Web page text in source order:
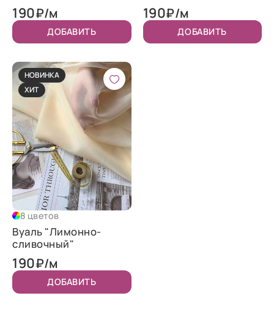
190₽/м
ДОБАВИТЬ
190₽/м
ДОБАВИТЬ
НОВИНКА
ХИТ
8 цветов
Вуаль "Лимонно-
сливочный"
190₽/м
ДОБАВИТЬ